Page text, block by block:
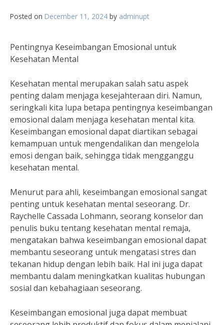
Posted on December 11, 2024 by adminupt
Pentingnya Keseimbangan Emosional untuk
Kesehatan Mental
Kesehatan mental merupakan salah satu aspek
penting dalam menjaga kesejahteraan diri. Namun,
seringkali kita lupa betapa pentingnya keseimbangan
emosional dalam menjaga kesehatan mental kita.
Keseimbangan emosional dapat diartikan sebagai
kemampuan untuk mengendalikan dan mengelola
emosi dengan baik, sehingga tidak mengganggu
kesehatan mental.
Menurut para ahli, keseimbangan emosional sangat
penting untuk kesehatan mental seseorang. Dr.
Raychelle Cassada Lohmann, seorang konselor dan
penulis buku tentang kesehatan mental remaja,
mengatakan bahwa keseimbangan emosional dapat
membantu seseorang untuk mengatasi stres dan
tekanan hidup dengan lebih baik. Hal ini juga dapat
membantu dalam meningkatkan kualitas hubungan
sosial dan kebahagiaan seseorang.
Keseimbangan emosional juga dapat membuat